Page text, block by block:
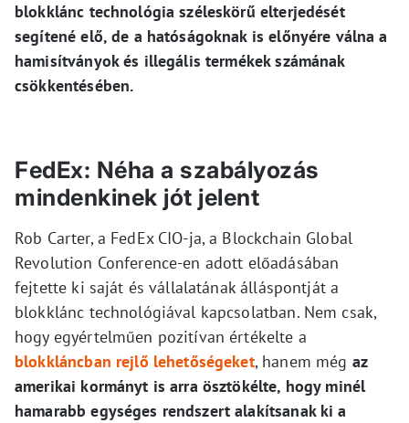
blokklánc technológia széleskörű elterjedését
segítené elő, de a hatóságoknak is előnyére válna a
hamisítványok és illegális termékek számának
csökkentésében.
FedEx: Néha a szabályozás
mindenkinek jót jelent
Rob Carter, a FedEx CIO-ja, a Blockchain Global
Revolution Conference-en adott előadásában
fejtette ki saját és vállalatának álláspontját a
blokklánc technológiával kapcsolatban. Nem csak,
hogy egyértelműen pozitívan értékelte a
blokkláncban rejlő lehetőségeket, hanem még az
amerikai kormányt is arra ösztökélte, hogy minél
hamarabb egységes rendszert alakítsanak ki a